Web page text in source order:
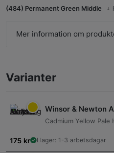
(484) Permanent Green Middle
Mer information om
Varianter
Winsor & Newton
Cadmium Yellow Pale
175 kr I lager: 1-3 arbetsdagar